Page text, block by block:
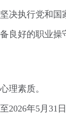
决执行党和
良好的职业
理素质。
年5月31日